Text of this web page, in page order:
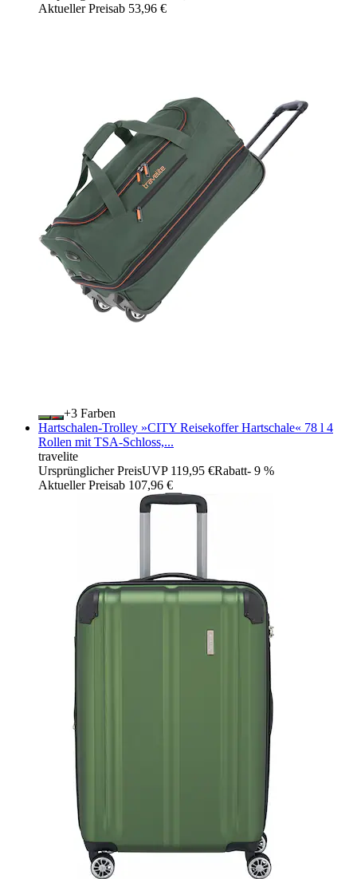
Aktueller Preisab 53,96 €
+
Farben
Hartschalen-Trolley »CITY Reisekoffer Hartschale« 78 l 4
Rollen mit TSA-Schloss,...
travelite
Ursprünglicher PreisUVP 119,95 €Rabatt- 9 %
Aktueller Preisab 107,96 €